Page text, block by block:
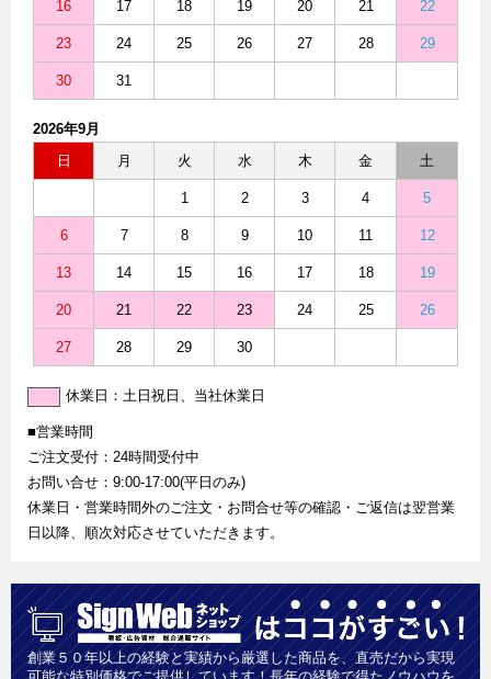
16 17 18 19 20 21 22
23 24 25 26 27 28 29
30 31
2026年9月
日
月 火 水 木 金 土
1 2 3 4 5
6 7 8 9 10 11 12
13 14 15 16 17 18 19
20 21 22 23 24 25 26
27 28 29 30
休業日：土日祝日、当社休業日
■営業時間
ご注文受付：24時間受付中
お問い合せ：9:00-17:00(平日のみ)
休業日・営業時間外のご注文・お問合せ等の確認・ご返信は翌営業
日以降、順次対応させていただきます。
創業５０年以上の経験と実績から厳選した商品を、直売だから実現